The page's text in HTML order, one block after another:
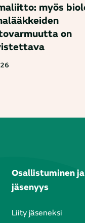
myös
on
Osallistuminen ja
jäsenyys
Liity jäseneksi